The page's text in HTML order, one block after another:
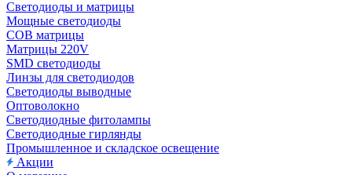
Светодиоды и матрицы
Мощные светодиоды
COB матрицы
Матрицы 220V
SMD светодиоды
Линзы для светодиодов
Светодиоды выводные
Оптоволокно
Светодиодные фитолампы
Светодиодные гирлянды
Промышленное и складское освещение
Акции